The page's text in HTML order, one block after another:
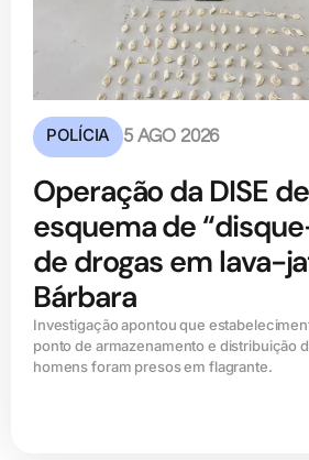
POLÍCIA 5 AGO 2026
Operação da DISE
esquema de
de drogas em lava-
Bárbara
Investigação apontou que
ponto de armazenamento e distribuição
homens foram presos em flagrante.